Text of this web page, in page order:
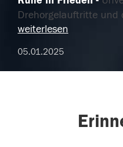
Drehorgelauftritte und
weiterlesen
05.01.2025